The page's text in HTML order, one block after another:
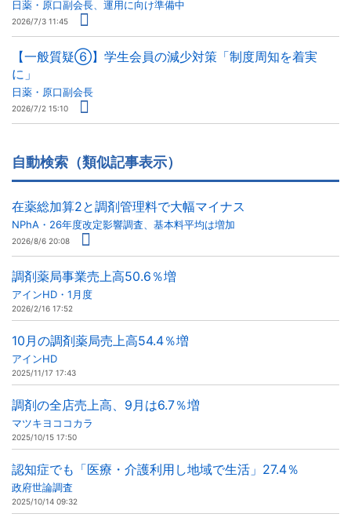
日薬・原口副会長、運用に向け準備中
2026/7/3 11:45
【一般質疑⑥】学生会員の減少対策「制度周知を着実
に」
日薬・原口副会長
2026/7/2 15:10
自動検索（類似記事表示）
在薬総加算2と調剤管理料で大幅マイナス
NPhA・26年度改定影響調査、基本料平均は増加
2026/8/6 20:08
調剤薬局事業売上高50.6％増
アインHD・1月度
2026/2/16 17:52
10月の調剤薬局売上高54.4％増
アインHD
2025/11/17 17:43
調剤の全店売上高、9月は6.7％増
マツキヨココカラ
2025/10/15 17:50
認知症でも「医療・介護利用し地域で生活」27.4％
政府世論調査
2025/10/14 09:32